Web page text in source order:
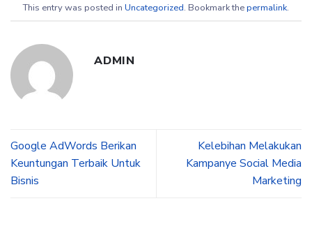
This entry was posted in Uncategorized. Bookmark thepermalink.
ADMIN
Google AdWords Berikan
Keuntungan Terbaik Untuk
Bisnis
Kelebihan Melakukan
Kampanye Social Media
Marketing